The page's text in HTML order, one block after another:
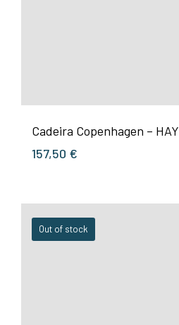
Cadeira Copenhagen – HAY
157,50 €
Out of stock